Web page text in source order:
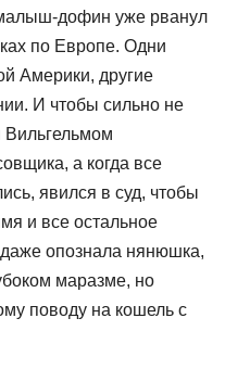
дофин уже рванул
по Европе. Одни
Америки, другие
И чтобы сильно не
Вильгельмом
а когда все
явился в суд, чтобы
и все остальное
опознала нянюшка,
маразме, но
поводу на кошель с